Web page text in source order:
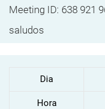
Meeting ID: 638 921
saludos
Dia
Hora